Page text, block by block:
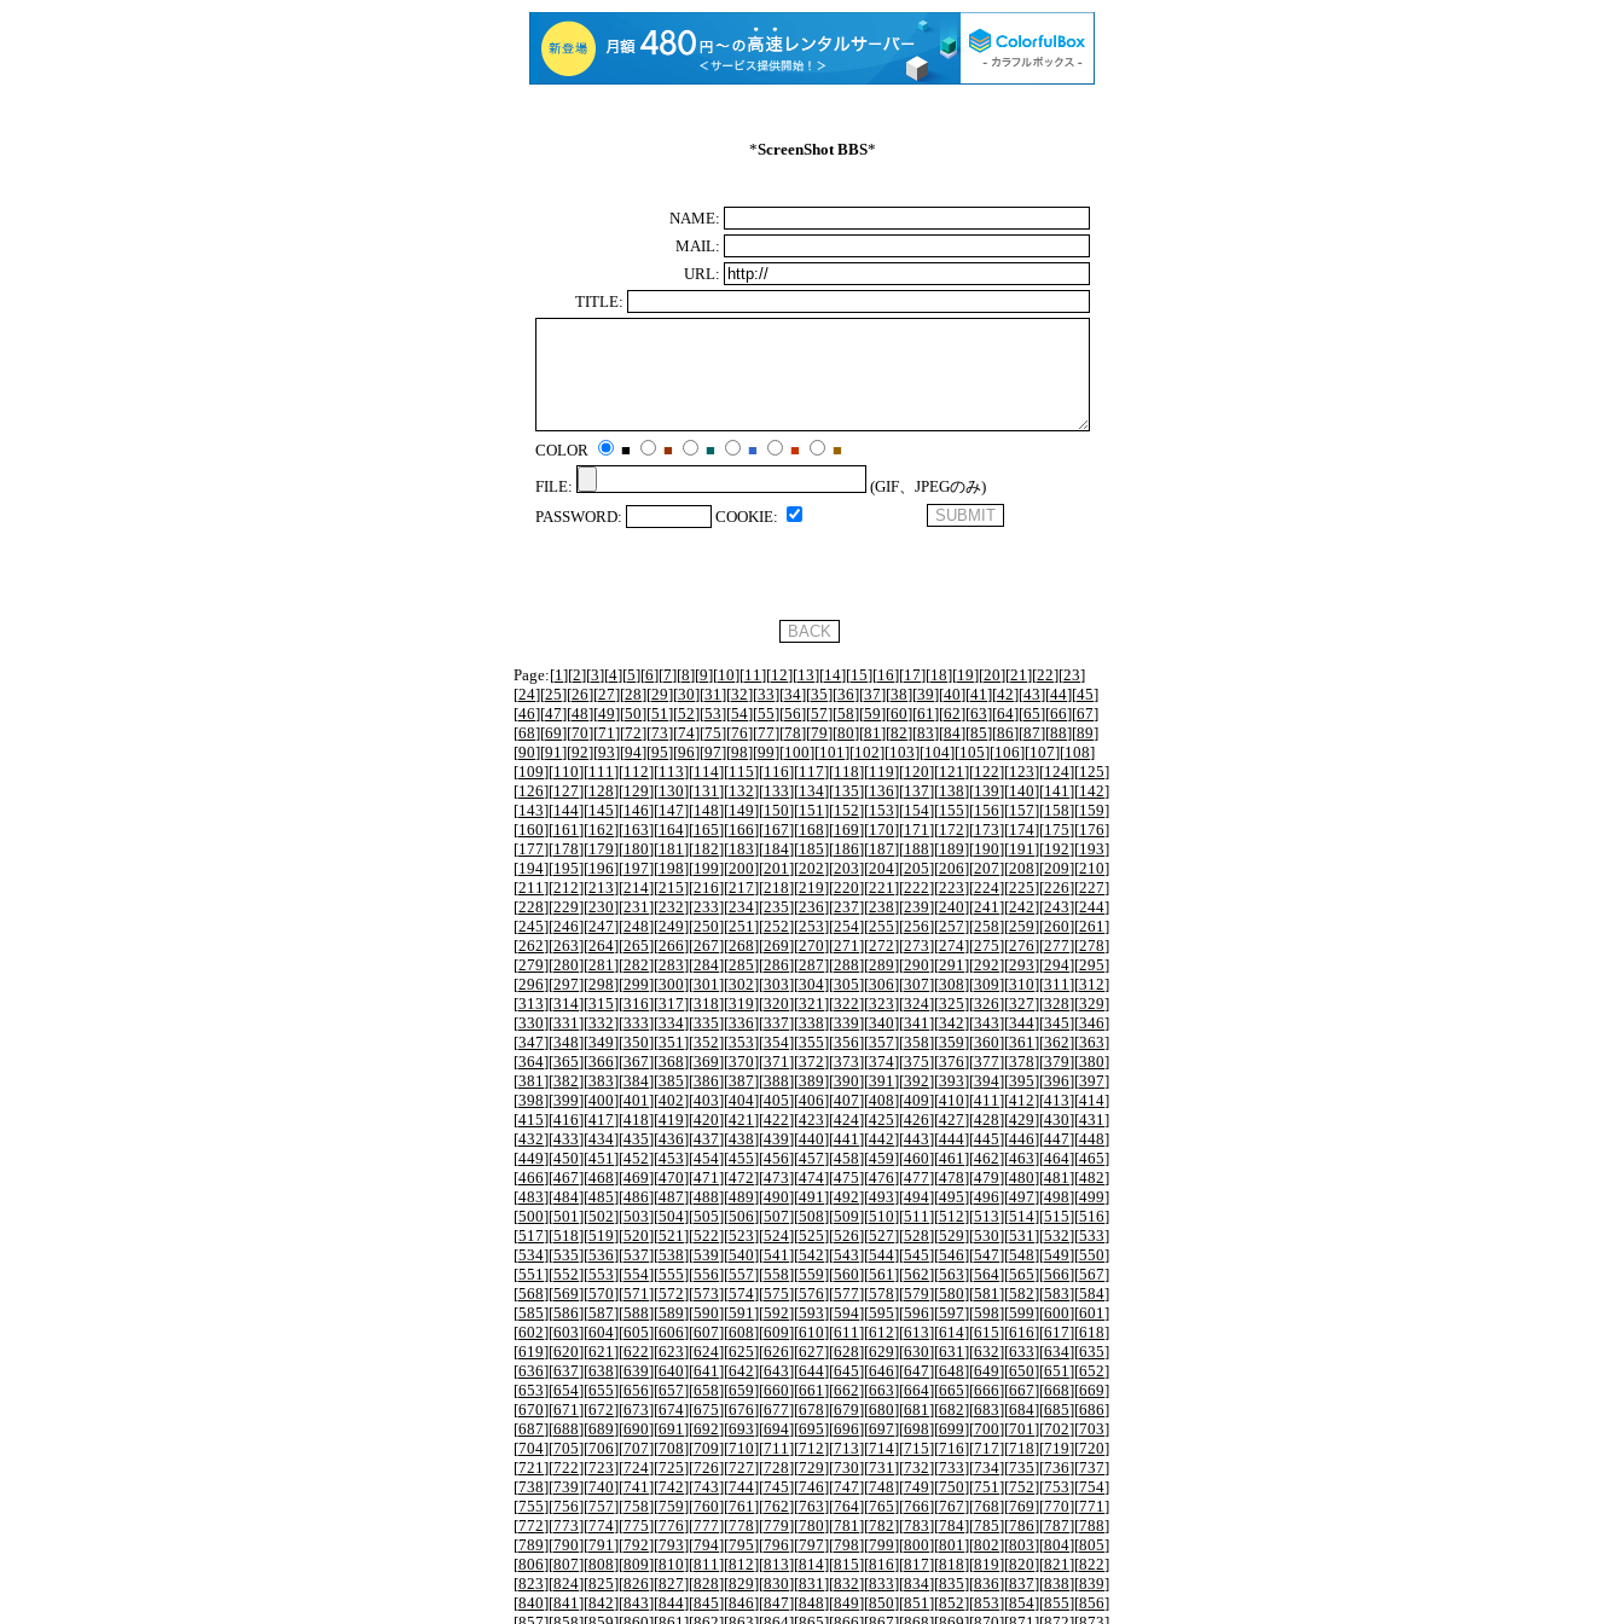
*ScreenShot BBS*
NAME:
MAIL:
URL:
TITLE:
COLOR ■ ■ ■ ■ ■
■
FILE:
(GIF、JPEGのみ)
PASSWORD:
COOKIE:
Page:[1 ][2][3][4][5][6][7][8][9][10][11 ][12][13][14][15][16][17][18][19][20][21 ][22][23]
[24][25][26][27][28][29][30][31 ][32][33][34][35][36][37][38][39][40][41 ][42][43][44][45]
[46][47][48][49][50][51 ][52][53][54][55][56][57][58][59][60][61 ][62][63][64][65][66][67]
[68][69][70][71 ][72][73][74][75][76][77][78][79][80][81 ][82][83][84][85][86][87][88][89]
[90][91 ][92][93][94][95][96][97][98][99][100][101 ][102][103][104][105][106][107][108]
[109][110][111 ][112][113][114][115][116][117][118][119][120][121 ][122][123][124][125]
[126][127][128][129][130][131 ][132][133][134][135][136][137][138][139][140][141 ][142]
[143][144][145][146][147][148][149][150][151 ][152][153][154][155][156][157][158][159]
[160][161 ][162][163][164][165][166][167][168][169][170][171 ][172][173][174][175][176]
[177][178][179][180][181 ][182][183][184][185][186][187][188][189][190][191 ][192][193]
[194][195][196][197][198][199][200][201 ][202][203][204][205][206][207][208][209][210]
[211 ][212][213][214][215][216][217][218][219][220][221 ][222][223][224][225][226][227]
[228][229][230][231 ][232][233][234][235][236][237][238][239][240][241 ][242][243][244]
[245][246][247][248][249][250][251 ][252][253][254][255][256][257][258][259][260][261 ]
[262][263][264][265][266][267][268][269][270][271 ][272][273][274][275][276][277][278]
[279][280][281 ][282][283][284][285][286][287][288][289][290][291 ][292][293][294][295]
[296][297][298][299][300][301 ][302][303][304][305][306][307][308][309][310][311 ][312]
[313][314][315][316][317][318][319][320][321 ][322][323][324][325][326][327][328][329]
[330][331 ][332][333][334][335][336][337][338][339][340][341 ][342][343][344][345][346]
[347][348][349][350][351 ][352][353][354][355][356][357][358][359][360][361 ][362][363]
[364][365][366][367][368][369][370][371 ][372][373][374][375][376][377][378][379][380]
[381 ][382][383][384][385][386][387][388][389][390][391 ][392][393][394][395][396][397]
[398][399][400][401 ][402][403][404][405][406][407][408][409][410][411 ][412][413][414]
[415][416][417][418][419][420][421 ][422][423][424][425][426][427][428][429][430][431 ]
[432][433][434][435][436][437][438][439][440][441 ][442][443][444][445][446][447][448]
[449][450][451 ][452][453][454][455][456][457][458][459][460][461 ][462][463][464][465]
[466][467][468][469][470][471 ][472][473][474][475][476][477][478][479][480][481 ][482]
[483][484][485][486][487][488][489][490][491 ][492][493][494][495][496][497][498][499]
[500][501 ][502][503][504][505][506][507][508][509][510][511 ][512][513][514][515][516]
[517][518][519][520][521 ][522][523][524][525][526][527][528][529][530][531 ][532][533]
[534][535][536][537][538][539][540][541 ][542][543][544][545][546][547][548][549][550]
[551 ][552][553][554][555][556][557][558][559][560][561 ][562][563][564][565][566][567]
[568][569][570][571 ][572][573][574][575][576][577][578][579][580][581 ][582][583][584]
[585][586][587][588][589][590][591 ][592][593][594][595][596][597][598][599][600][601 ]
[602][603][604][605][606][607][608][609][610][611 ][612][613][614][615][616][617][618]
[619][620][621 ][622][623][624][625][626][627][628][629][630][631 ][632][633][634][635]
[636][637][638][639][640][641 ][642][643][644][645][646][647][648][649][650][651 ][652]
[653][654][655][656][657][658][659][660][661 ][662][663][664][665][666][667][668][669]
[670][671 ][672][673][674][675][676][677][678][679][680][681 ][682][683][684][685][686]
[687][688][689][690][691 ][692][693][694][695][696][697][698][699][700][701 ][702][703]
[704][705][706][707][708][709][710][711 ][712][713][714][715][716][717][718][719][720]
[721 ][722][723][724][725][726][727][728][729][730][731 ][732][733][734][735][736][737]
[738][739][740][741 ][742][743][744][745][746][747][748][749][750][751 ][752][753][754]
[755][756][757][758][759][760][761 ][762][763][764][765][766][767][768][769][770][771 ]
[772][773][774][775][776][777][778][779][780][781 ][782][783][784][785][786][787][788]
[789][790][791 ][792][793][794][795][796][797][798][799][800][801 ][802][803][804][805]
[806][807][808][809][810][811 ][812][813][814][815][816][817][818][819][820][821 ][822]
[823][824][825][826][827][828][829][830][831 ][832][833][834][835][836][837][838][839]
[840][841 ][842][843][844][845][846][847][848][849][850][851 ][852][853][854][855][856]